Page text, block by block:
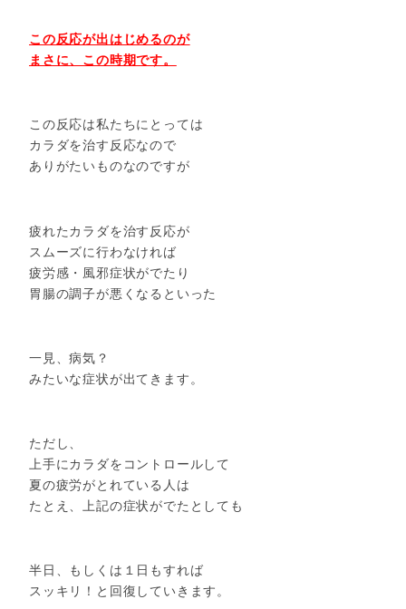
この反応が出はじめるのが
まさに、この時期です。
この反応は私たちにとっては
カラダを治す反応なので
ありがたいものなのですが
疲れたカラダを治す反応が
スムーズに行わなければ
疲労感・風邪症状がでたり
胃腸の調子が悪くなるといった
一見、病気？
みたいな症状が出てきます。
ただし、
上手にカラダをコントロールして
夏の疲労がとれている人は
たとえ、上記の症状がでたとしても
半日、もしくは１日もすれば
スッキリ！と回復していきます。